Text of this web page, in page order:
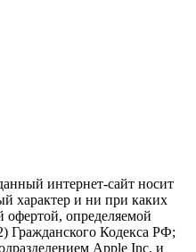
интернет-сайт носит
характер и ни при каких
офертой, определяемой
Гражданского Кодекса РФ;
Apple Inc. и